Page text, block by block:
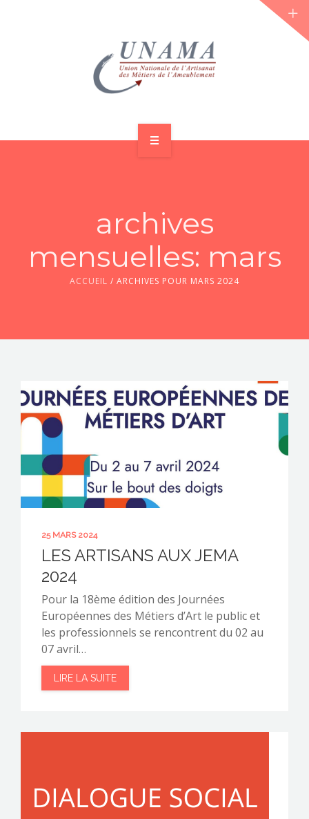
LES JOURNÉES 2026 ⌵
ACTUS & DOSSIERS
archives
mensuelles: mars
ACCUEIL / ARCHIVES POUR MARS 2024
25 MARS 2024
LES ARTISANS AUX JEMA
2024
Pour la 18ème édition des Journées
Européennes des Métiers d’Art le public et
les professionnels se rencontrent du 02 au
07 avril…
LIRE LA SUITE